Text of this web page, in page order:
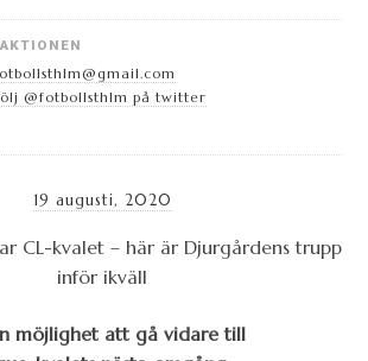
@fotbollsthlm på twitter
19 augusti, 2020
möjlighet att gå vidare till